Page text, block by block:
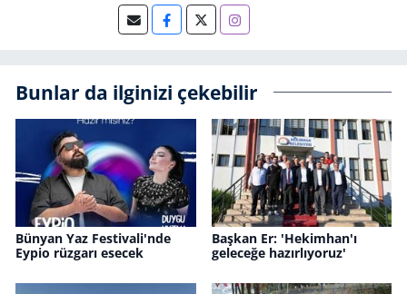
Bunlar da ilginizi çekebilir
Bünyan Yaz Festivali'nde
Eypio rüzgarı esecek
Başkan Er: 'Hekimhan'ı
geleceğe hazırlıyoruz'